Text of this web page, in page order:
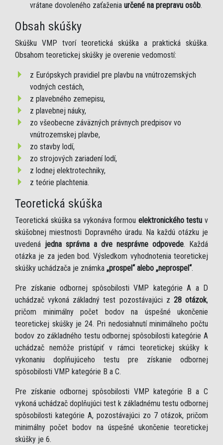
vrátane dovoleného zaťaženia určené na prepravu osôb.
Obsah skúšky
Skúšku VMP tvorí teoretická skúška a praktická skúška.
Obsahom teoretickej skúšky je overenie vedomostí:
z Európskych pravidiel pre plavbu na vnútrozemských
vodných cestách,
z plavebného zemepisu,
z plavebnej náuky,
zo všeobecne záväzných právnych predpisov vo
vnútrozemskej plavbe,
zo stavby lodí,
zo strojových zariadení lodí,
z lodnej elektrotechniky,
z teórie plachtenia.
Teoretická skúška
Teoretická skúška sa vykonáva formou elektronického testu v
skúšobnej miestnosti Dopravného úradu. Na každú otázku je
uvedená jedna správna a dve nesprávne odpovede. Každá
otázka je za jeden bod. Výsledkom vyhodnotenia teoretickej
skúšky uchádzača je známka „prospel“ alebo „neprospel“.
Pre získanie odbornej spôsobilosti VMP kategórie A a D
uchádzač vykoná základný test pozostávajúci z 28 otázok,
pričom minimálny počet bodov na úspešné ukončenie
teoretickej skúšky je 24. Pri nedosiahnutí minimálneho počtu
bodov zo základného testu odbornej spôsobilosti kategórie A
uchádzač nemôže pristúpiť v rámci teoretickej skúšky k
vykonaniu doplňujúceho testu pre získanie odbornej
spôsobilosti VMP kategórie B a C.
Pre získanie odbornej spôsobilosti VMP kategórie B a C
vykoná uchádzač doplňujúci test k základnému testu odbornej
spôsobilosti kategórie A, pozostávajúci zo 7 otázok, pričom
minimálny počet bodov na úspešné ukončenie teoretickej
skúšky je 6.